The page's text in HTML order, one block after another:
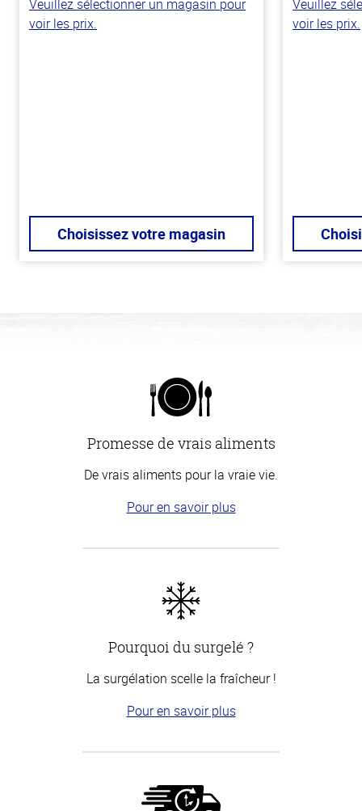
Veuillez sélectionner un magasin pour
voir les prix.
Choisissez votre magasin
Veuillez
voir les prix.
Promesse de vrais aliments
De vrais aliments pour la vraie vie.
Pour en savoir plus
Pourquoi du surgelé ?
La surgélation scelle la fraîcheur !
Pour en savoir plus